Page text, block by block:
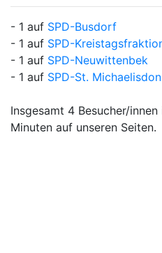
- 1 auf SPD-Busdorf
- 1 auf SPD-
- 1 auf SPD-Neuwittenbek
- 1 auf SPD-St.
Insgesamt 4 Besucher/
Minuten auf unseren Seiten.